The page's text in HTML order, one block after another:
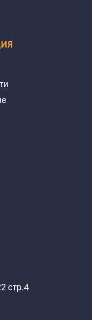
стр.4